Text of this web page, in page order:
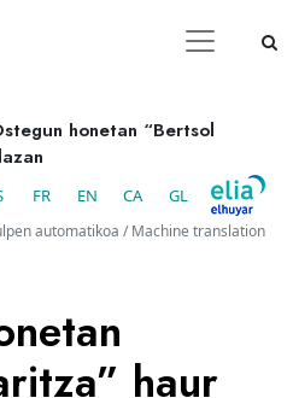
honetan “Bertsol
FR EN CA GL
automatikoa / Machine translation
haur